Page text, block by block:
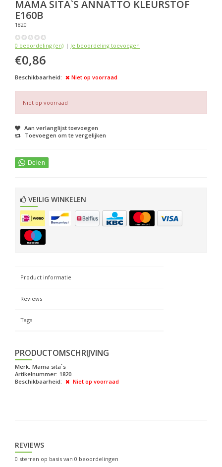
MAMA SITA`S ANNATTO KLEURSTOF
E160B
1820
0 beoordeling (en) | Je beoordeling toevoegen
€0,86
Beschikbaarheid: Niet op voorraad
Niet op voorraad
Aan verlanglijst toevoegen
Toevoegen om te vergelijken
VEILIG WINKELEN
Product informatie
Reviews
Tags
PRODUCTOMSCHRIJVING
Merk: Mama sita`s
Artikelnummer: 1820
Beschikbaarheid:
Niet op voorraad
REVIEWS
0 sterren op basis van 0 beoordelingen